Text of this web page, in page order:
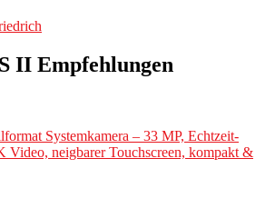
II Empfehlungen
Systemkamera – 33 MP, Echtzeit-
Video, neigbarer Touchscreen, kompakt &